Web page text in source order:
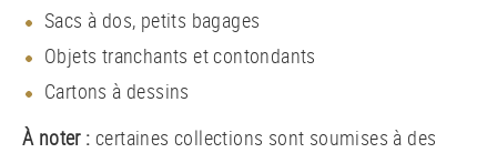
Sacs à dos, petits bagages
Objets tranchants et contondants
Cartons à dessins
À noter : certaines collections sont soumises à des